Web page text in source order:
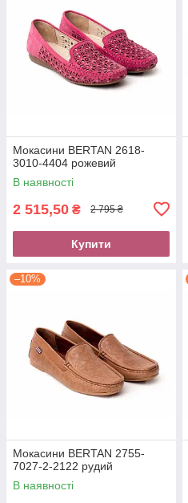
Мокасини BERTAN 2618-
3010-4404 рожевий
В наявності
2 515,50 ₴ 2 795 ₴
Купити
–10%
Мокасини BERTAN 2755-
7027-2-2122 рудий
В наявності